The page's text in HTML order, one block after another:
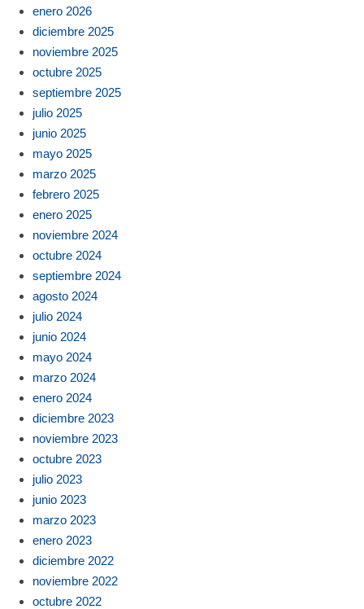
enero 2026
diciembre 2025
noviembre 2025
octubre 2025
septiembre 2025
julio 2025
junio 2025
mayo 2025
marzo 2025
febrero 2025
enero 2025
noviembre 2024
octubre 2024
septiembre 2024
agosto 2024
julio 2024
junio 2024
mayo 2024
marzo 2024
enero 2024
diciembre 2023
noviembre 2023
octubre 2023
julio 2023
junio 2023
marzo 2023
enero 2023
diciembre 2022
noviembre 2022
octubre 2022